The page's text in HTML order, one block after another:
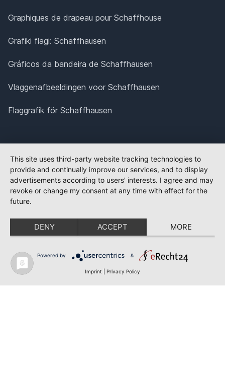
Graphiques de drapeau pour Schaffhouse
Grafiki flagi: Schaffhausen
Gráficos da bandeira de Schaffhausen
Vlaggenafbeeldingen voor Schaffhausen
Flaggrafik för Schaffhausen
This site uses third-party website tracking technologies to
provide and continually improve our services, and to display
advertisements according to users' interests. I agree and may
revoke or change my consent at any time with effect for the
future.
DENY ACCEPT MORE
Powered by &
Imprint Privacy Policy